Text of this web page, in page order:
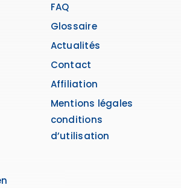
FAQ
Glossaire
Actualités
Contact
Affiliation
Mentions légales
conditions
d’utilisation